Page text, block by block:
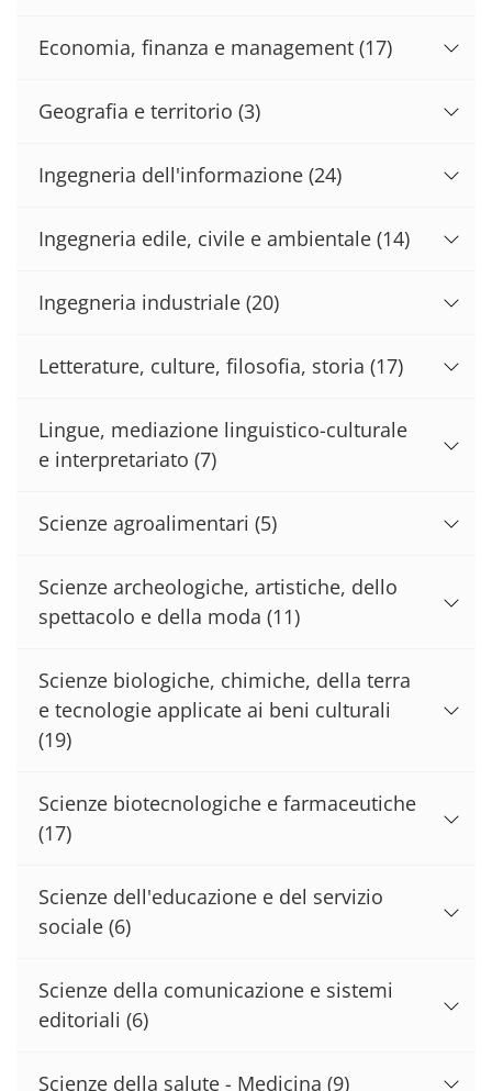
Economia, finanza e management (17)
Geografia e territorio (3)
Ingegneria dell'informazione (24)
Ingegneria edile, civile e ambientale (14)
Ingegneria industriale (20)
Letterature, culture, filosofia, storia (17)
Lingue, mediazione linguistico-culturale
e interpretariato (7)
Scienze agroalimentari (5)
Scienze archeologiche, artistiche, dello
spettacolo e della moda (11)
Scienze biologiche, chimiche, della terra
e tecnologie applicate ai beni culturali
(19)
Scienze biotecnologiche e farmaceutiche
(17)
Scienze dell'educazione e del servizio
sociale (6)
Scienze della comunicazione e sistemi
editoriali (6)
Scienze della salute - Medicina (9)